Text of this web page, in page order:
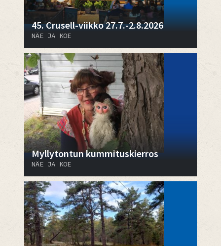
45. Crusell-viikko 27.7.-2.8.2026
NÄE JA KOE
Myllytontun kummituskierros
NÄE JA KOE